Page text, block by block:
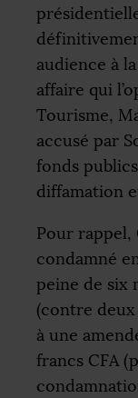
audience à
affaire qui
Tourisme,
accusé par
fonds
diffamation
Pour rappel,
condamné
peine de six
(contre
à une
francs CFA